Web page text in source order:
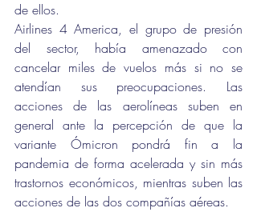
de ellos.
Airlines 4 America, el grupo de presión
del sector, había amenazado con
cancelar miles de vuelos más si no se
atendían sus preocupaciones. Las
acciones de las aerolíneas suben en
general ante la percepción de que la
variante Ómicron pondrá fin a la
pandemia de forma acelerada y sin más
trastornos económicos, mientras suben las
acciones de las dos compañías aéreas.